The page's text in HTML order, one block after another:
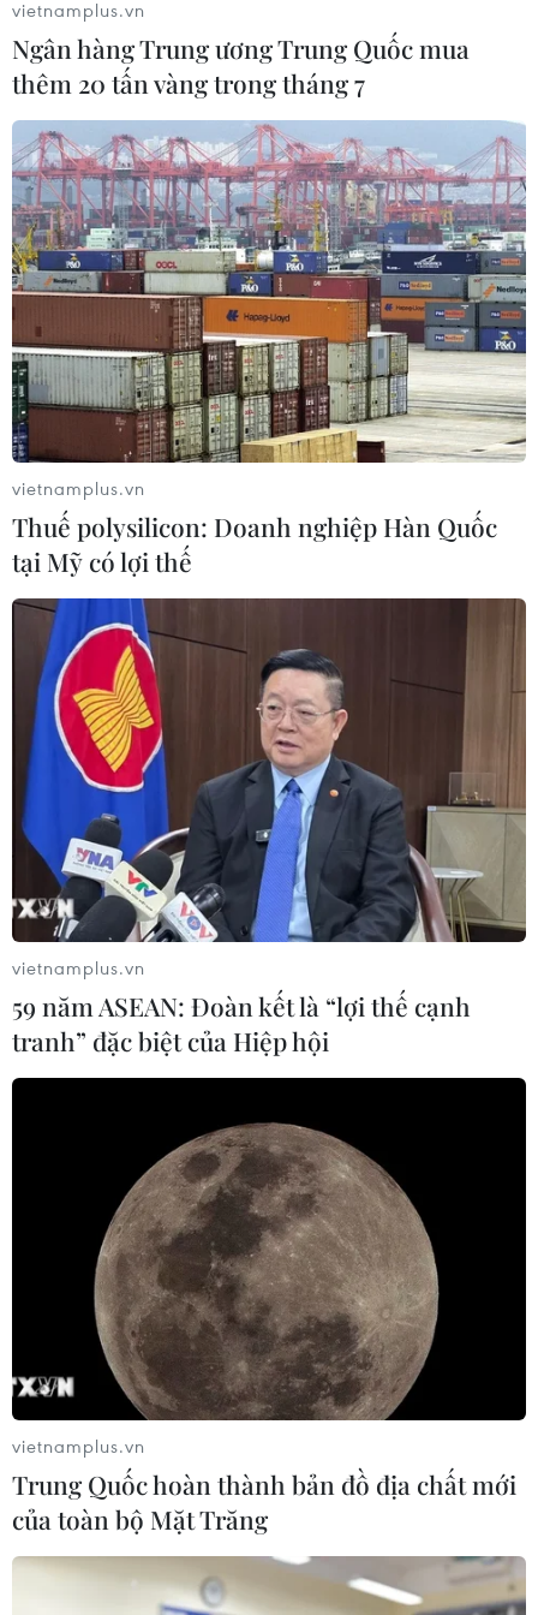
Phòng vệ thương mại và bài học
"chuẩn bị kỹ-thắng lớn" của doanh
nghiệp Việt
07/08/2026 01:14
Giá dầu tăng vọt do Iran xem xét cấm
tàu Mỹ và Israel qua eo biển Hormuz
07/08/2026 00:45
Giá vàng thế giới quay đầu giảm nhẹ
do áp lực chốt lời
07/08/2026 00:31
Mexico triển khai hàng nghìn binh sỹ
bảo vệ các vùng trồng bơ trọng điểm
07/08/2026 00:09
Mỹ kiểm tra gần 500 chiếc Boeing 737
MAX do nguy cơ nứt thân máy bay
06/08/2026 23:31
CƠ QUAN CHỦ QUẢN: THÔNG TẤN XÃ VIỆT NAM
Tổng Biên tập: TRẦN TIẾN DUẨN
Phó Tổng Biên tập: NGUYỄN THỊ TÁM, KHÚC THANH
Sở hữu trí tuệ
Quy định sử dụng
RSS
Hỗ trợ
TTXVN
Dịch vụ tin
Liên hệ
vietnamplus.vn
Ngân hàng Trung ương Trung Quốc mua
thêm 20 tấn vàng trong tháng 7
vietnamplus.vn
Thuế polysilicon: Doanh nghiệp Hàn Quốc
tại Mỹ có lợi thế
vietnamplus.vn
59 năm ASEAN: Đoàn kết là “lợi thế cạnh
tranh” đặc biệt của Hiệp hội
vietnamplus.vn
Trung Quốc hoàn thành bản đồ địa chất mới
của toàn bộ Mặt Trăng